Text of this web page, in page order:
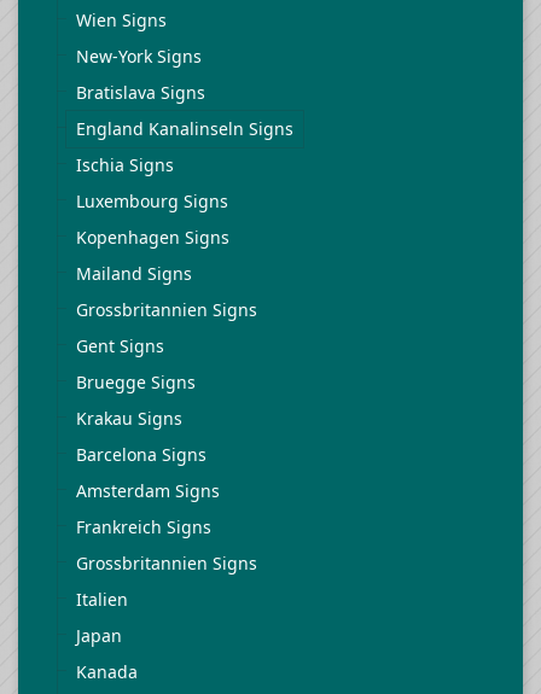
Wien Signs
New-York Signs
Bratislava Signs
England Kanalinseln Signs
Ischia Signs
Luxembourg Signs
Kopenhagen Signs
Mailand Signs
Grossbritannien Signs
Gent Signs
Bruegge Signs
Krakau Signs
Barcelona Signs
Amsterdam Signs
Frankreich Signs
Grossbritannien Signs
Italien
Japan
Kanada